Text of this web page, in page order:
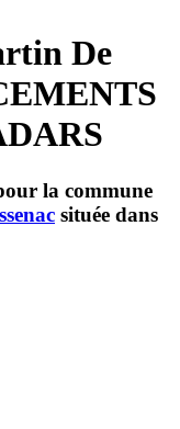
De
la commune
située dans